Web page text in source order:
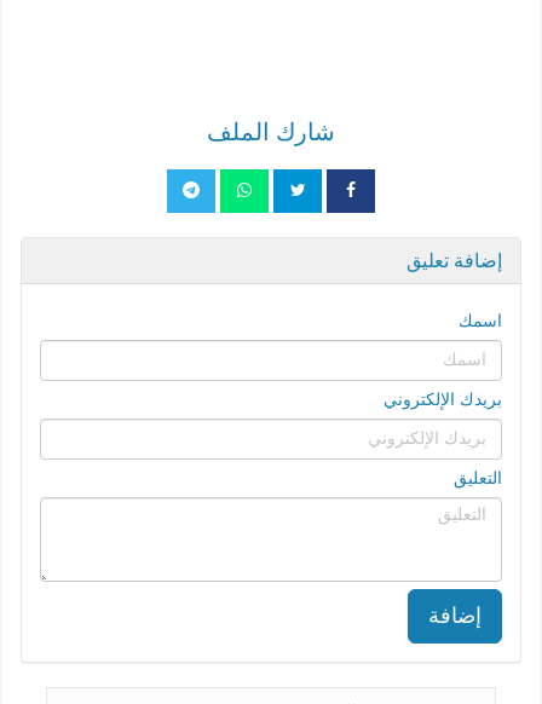
شارك الملف
إضافة تعليق
اسمك
بريدك الإلكتروني
التعليق
إضافة